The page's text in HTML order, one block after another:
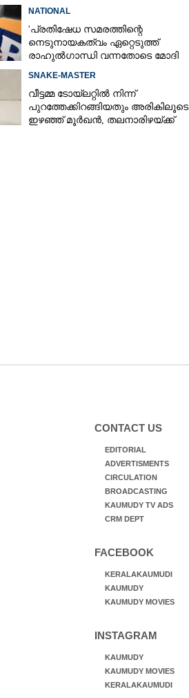
NATIONAL
'പ്രതിഷേധ സമരത്തിന്റെ
നെടുനായകത്വം ഏറ്റെടുത്ത്
രാഹുൽഗാന്ധി വന്നതോടെ മോദി
SNAKE-MASTER
വീട്ടമ്മ ടോയ്‌ലറ്റിൽ നിന്ന്
പുറത്തേക്കിറങ്ങിയതും അരികിലൂടെ
ഇഴഞ്ഞ് മൂർഖൻ, തലനാരിഴയ്ക്ക്
CONTACT US
EDITORIAL
ADVERTISMENTS
CIRCULATION
BROADCASTING
KAUMUDY TV ADS
CRM DEPT
FACEBOOK
KERALAKAUMUDI
KAUMUDY
KAUMUDY MOVIES
INSTAGRAM
KAUMUDY
KAUMUDY MOVIES
KERALAKAUMUDI